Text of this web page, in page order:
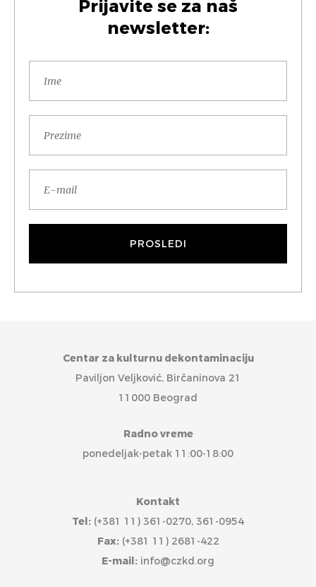
Prijavite se za naš
newsletter:
Centar za kulturnu dekontaminaciju
Paviljon Veljković, Birčaninova 21
11000 Beograd
Radno vreme
ponedeljak-petak 11:00-18:00
Kontakt
Tel: (+381 11) 361-0270, 361-0954
Fax:(+381 11) 2681-422
E-mail: info@czkd.org